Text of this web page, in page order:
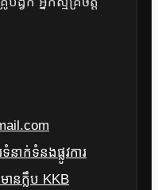
ាក់ទំនងផ្លូវការ
នក្លឹប KKB